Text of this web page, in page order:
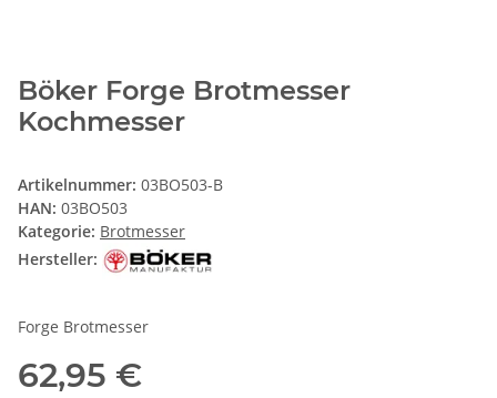
Böker Forge Brotmesser
Kochmesser
Artikelnummer: 03BO503-B
HAN: 03BO503
Kategorie: Brotmesser
Hersteller:
Forge Brotmesser
62,95 €